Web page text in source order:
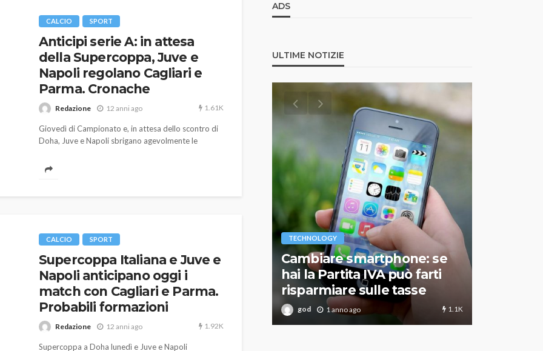
CALCIO SPORT
Anticipi serie A: in attesa
della Supercoppa, Juve e
Napoli regolano Cagliari e
Parma. Cronache
Redazione 12 anni ago 1.61K
Giovedì di Campionato e, in attesa dello scontro di
Doha, Juve e Napoli sbrigano agevolmente le
panchina sempre più a rischio.
CALCIO SPORT
Supercoppa Italiana e Juve e
Napoli anticipano oggi i
match con Cagliari e Parma.
Probabili formazioni
Redazione 12 anni ago 1.92K
Supercoppa a Doha lunedì e Juve e Napoli
ADS
ULTIME NOTIZIE
785
Davis: tennis mondiale e
passione per
l’automobilismo
abbracciano la stessa causa
god 9 mesi ago
TECHNOLOGY
Cambiare smartphone: se
hai la Partita IVA può farti
risparmiare sulle tasse
god 1 anno ago 1.1K